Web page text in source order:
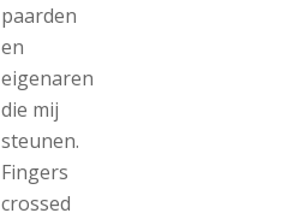
paarden
en
eigenaren
die mij
steunen.
Fingers
crossed